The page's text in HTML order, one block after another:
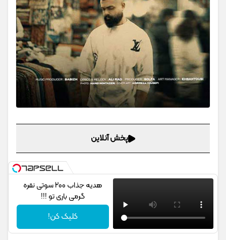
پخش آنلاین
هدیه جذاب 200 سوتی نقره
گرمی باری تو !!!
کلیک کن!